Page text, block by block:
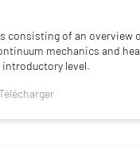
consisting of an overview
mechanics and
level.